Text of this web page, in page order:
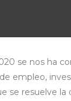
se nos ha
empleo,
se resuelve la